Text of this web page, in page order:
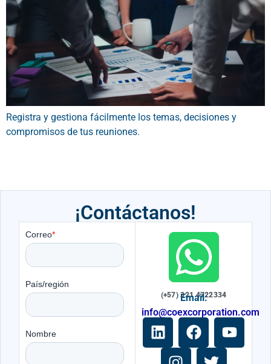
Registra y gestiona fácilmente los temas, decisiones y
compromisos de tus reuniones.
¡Contáctanos!
(+57) 321 4722334
Email:
info@coexcorporation.com